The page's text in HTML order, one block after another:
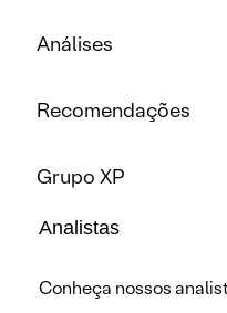
Análises
Recomendações
Grupo XP
Analistas
Conheça nossos